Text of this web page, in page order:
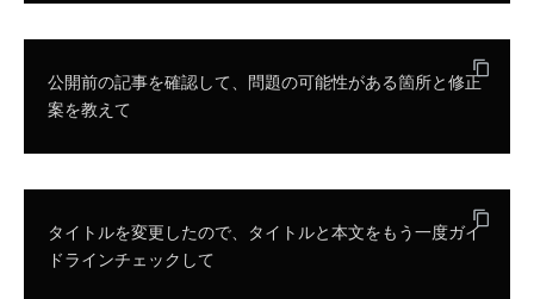
公開前の記事を確認して、問題の可能性がある箇所と修正
案を教えて
タイトルを変更したので、タイトルと本文をもう一度ガイ
ドラインチェックして